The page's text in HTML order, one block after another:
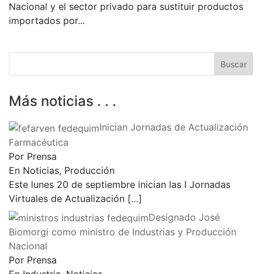
Nacional y el sector privado para sustituir productos
importados por...
Más noticias . . .
Inician Jornadas de Actualización
Farmacéutica
Por Prensa
En Noticias, Producción
Este lunes 20 de septiembre inician las I Jornadas
Virtuales de Actualización […]
Designado José
Biomorgi como ministro de Industrias y Producción
Nacional
Por Prensa